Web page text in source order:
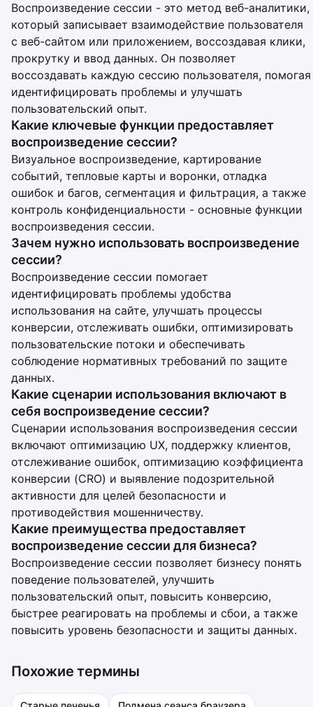
Воспроизведение сессии - это метод веб-аналитики,
который записывает взаимодействие пользователя
с веб-сайтом или приложением, воссоздавая клики,
прокрутку и ввод данных. Он позволяет
воссоздавать каждую сессию пользователя, помогая
идентифицировать проблемы и улучшать
пользовательский опыт.
Какие ключевые функции предоставляет
воспроизведение сессии?
Визуальное воспроизведение, картирование
событий, тепловые карты и воронки, отладка
ошибок и багов, сегментация и фильтрация, а также
контроль конфиденциальности - основные функции
воспроизведения сессии.
Зачем нужно использовать воспроизведение
сессии?
Воспроизведение сессии помогает
идентифицировать проблемы удобства
использования на сайте, улучшать процессы
конверсии, отслеживать ошибки, оптимизировать
пользовательские потоки и обеспечивать
соблюдение нормативных требований по защите
данных.
Какие сценарии использования включают в
себя воспроизведение сессии?
Сценарии использования воспроизведения сессии
включают оптимизацию UX, поддержку клиентов,
отслеживание ошибок, оптимизацию коэффициента
конверсии (CRO) и выявление подозрительной
активности для целей безопасности и
противодействия мошенничеству.
Какие преимущества предоставляет
воспроизведение сессии для бизнеса?
Воспроизведение сессии позволяет бизнесу понять
поведение пользователей, улучшить
пользовательский опыт, повысить конверсию,
быстрее реагировать на проблемы и сбои, а также
повысить уровень безопасности и защиты данных.
Похожие термины